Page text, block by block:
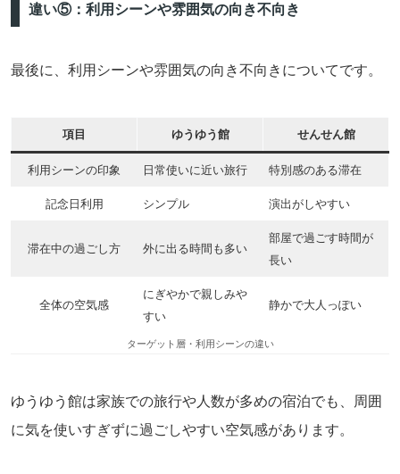
違い⑤：利用シーンや雰囲気の向き不向き
最後に、利用シーンや雰囲気の向き不向きについてです。
項目 ゆうゆう館 せんせん館
利用シーンの印象 日常使いに近い旅行 特別感のある滞在
記念日利用 シンプル 演出がしやすい
滞在中の過ごし方 外に出る時間も多い
部屋で過ごす時間が
長い
全体の空気感
にぎやかで親しみや
すい
静かで大人っぽい
ターゲット層・利用シーンの違い
ゆうゆう館は家族での旅行や人数が多めの宿泊でも、周囲
に気を使いすぎずに過ごしやすい空気感があります。